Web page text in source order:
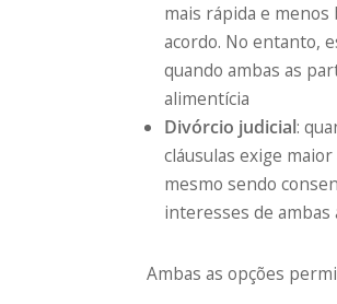
mais rápida e
acordo. No entanto,
quando ambas as
alimentícia
Divórcio judicial:
cláusulas exige
mesmo sendo
interesses de
Ambas as opções